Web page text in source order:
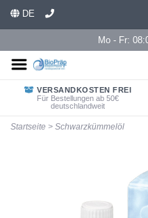
DE
Mo - Fr:
VERSANDKOSTEN FREI
Für Bestellungen ab 50€
deutschlandweit
Startseite > Schwarzkümmelöl